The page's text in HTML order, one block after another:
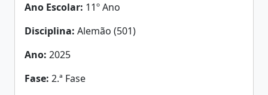
Ano Escolar: 11º Ano
Disciplina: Alemão (501)
Ano: 2025
Fase: 2.ª Fase